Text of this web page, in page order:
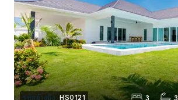
รหัสอ้างอิง: HS0121 3 3